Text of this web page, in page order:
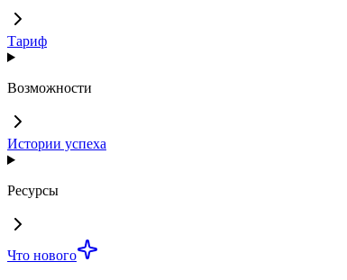
Тариф
Возможности
Истории успеха
Ресурсы
Что нового